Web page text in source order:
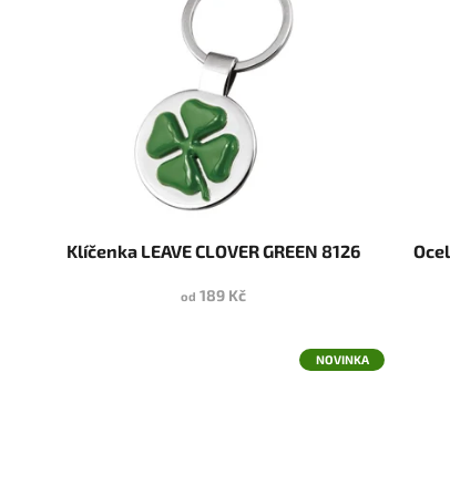
Klíčenka LEAVE CLOVER GREEN 8126
od 189 Kč
NOVINKA